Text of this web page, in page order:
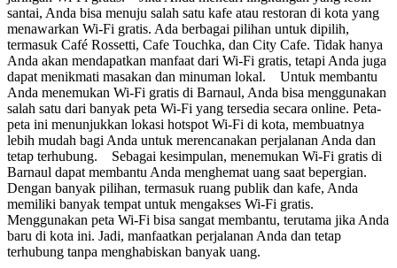
santai, Anda bisa menuju salah satu kafe atau restoran di kota yang
menawarkan Wi-Fi gratis. Ada berbagai pilihan untuk dipilih,
termasuk Café Rossetti, Cafe Touchka, dan City Cafe. Tidak hanya
Anda akan mendapatkan manfaat dari Wi-Fi gratis, tetapi Anda juga
dapat menikmati masakan dan minuman lokal. Untuk membantu
Anda menemukan Wi-Fi gratis di Barnaul, Anda bisa menggunakan
salah satu dari banyak peta Wi-Fi yang tersedia secara online. Peta-
peta ini menunjukkan lokasi hotspot Wi-Fi di kota, membuatnya
lebih mudah bagi Anda untuk merencanakan perjalanan Anda dan
tetap terhubung. Sebagai kesimpulan, menemukan Wi-Fi gratis di
Barnaul dapat membantu Anda menghemat uang saat bepergian.
Dengan banyak pilihan, termasuk ruang publik dan kafe, Anda
memiliki banyak tempat untuk mengakses Wi-Fi gratis.
Menggunakan peta Wi-Fi bisa sangat membantu, terutama jika Anda
baru di kota ini. Jadi, manfaatkan perjalanan Anda dan tetap
terhubung tanpa menghabiskan banyak uang.